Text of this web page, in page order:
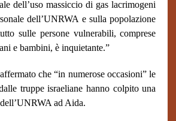
dell’uso massiccio di gas lacrimogeni
dell’UNRWA e sulla popolazione
sulle persone vulnerabili, comprese
e bambini, è inquietante.”
che “in numerose occasioni” le
truppe israeliane hanno colpito una
ad Aida.